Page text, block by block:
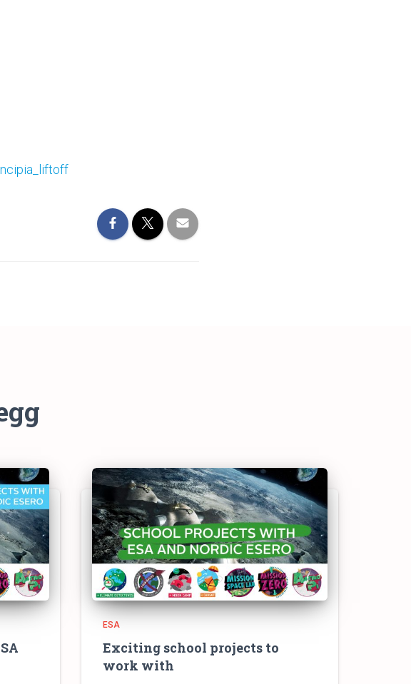
ESA
Exciting school projects to
work with